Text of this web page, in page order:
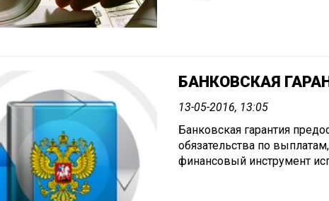
БАНКОВСКАЯ
13-05-2016, 13:05
Банковская гарантия
обязательства по
финансовый инструмент